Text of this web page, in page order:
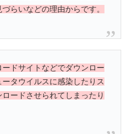
らいなどの理由からです。
ドサイトなどでダウンロー
ータウイルスに感染したりス
ードさせられてしまったり